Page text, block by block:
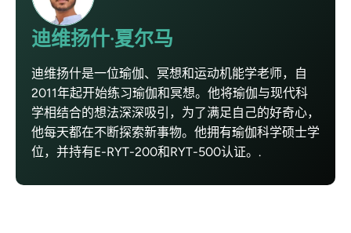
迪维扬什·夏尔马
迪维扬什是一位瑜伽、冥想和运动机能学老师，自
2011年起开始练习瑜伽和冥想。他将瑜伽与现代科
学相结合的想法深深吸引，为了满足自己的好奇心，
他每天都在不断探索新事物。他拥有瑜伽科学硕士学
位，并持有E-RYT-200和RYT-500认证。.